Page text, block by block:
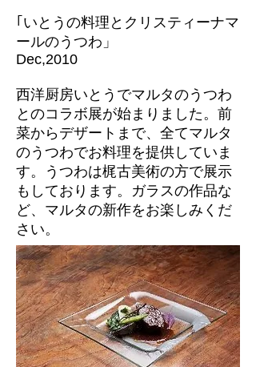
｢いとうの料理とクリスティーナマ
ールのうつわ」
Dec,2010
西洋厨房いとうでマルタのうつわ
とのコラボ展が始まりました。前
菜からデザートまで、全てマルタ
のうつわでお料理を提供していま
す。うつわは梶古美術の方で展示
もしております。ガラスの作品な
ど、マルタの新作をお楽しみくだ
さい。